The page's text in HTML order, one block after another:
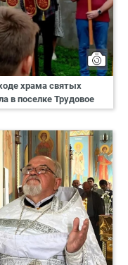
храма святых
в поселке Трудовое